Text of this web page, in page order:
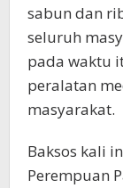
sabun dan
seluruh
pada waktu
peralatan
masyarakat.
Baksos kali
Perempuan